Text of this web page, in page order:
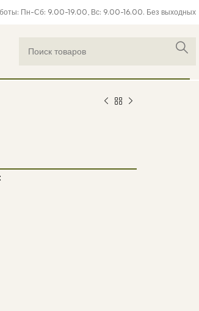
Пн-Сб: 9.00-19.00, Вс: 9.00-16.00. Без выходных